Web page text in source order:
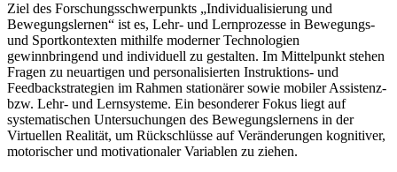
Ziel des Forschungsschwerpunkts „Individualisierung und
Bewegungslernen“ ist es, Lehr- und Lernprozesse in Bewegungs-
und Sportkontexten mithilfe moderner Technologien
gewinnbringend und individuell zu gestalten. Im Mittelpunkt stehen
Fragen zu neuartigen und personalisierten Instruktions- und
Feedbackstrategien im Rahmen stationärer sowie mobiler Assistenz-
bzw. Lehr- und Lernsysteme. Ein besonderer Fokus liegt auf
systematischen Untersuchungen des Bewegungslernens in der
Virtuellen Realität, um Rückschlüsse auf Veränderungen kognitiver,
motorischer und motivationaler Variablen zu ziehen.